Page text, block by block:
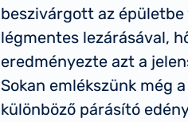
beszivárgott az
légmentes lezárásával,
eredményezte azt a
Sokan emlékszünk még
különböző párásító